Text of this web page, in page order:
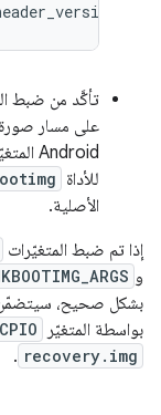
تأكَّد من ضبط
Android المتغيّر لضبط وسيطة
للأداة
الأصلية.
إذا تم ضبط المتغيّرات
و
بواسطة المتغيّر
recovery.img
.